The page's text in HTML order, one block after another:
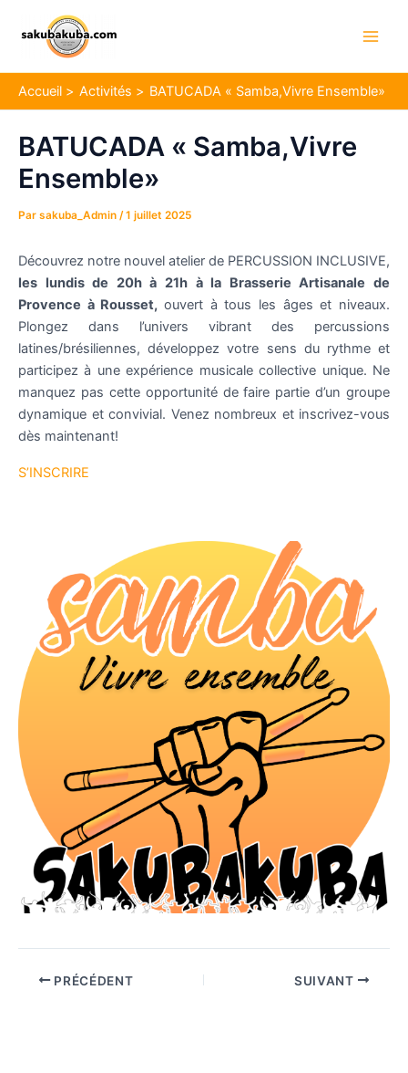
contenu
Accueil Activités BATUCADA « Samba,Vivre Ensemble»
BATUCADA « Samba,Vivre
Ensemble»
Par sakuba_Admin /1 juillet 2025
Découvrez notre nouvel atelier de PERCUSSION INCLUSIVE,
les lundis de 20h à 21h à la Brasserie Artisanale de
Provence à Rousset, ouvert à tous les âges et niveaux.
Plongez dans l’univers vibrant des percussions
latines/brésiliennes, développez votre sens du rythme et
participez à une expérience musicale collective unique. Ne
manquez pas cette opportunité de faire partie d’un groupe
dynamique et convivial. Venez nombreux et inscrivez-vous
dès maintenant!
S’INSCRIRE
des
articles
PRÉCÉDENT SUIVANT